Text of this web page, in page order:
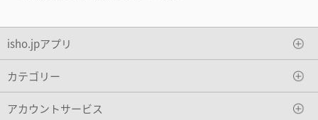
isho.jpアプリ
カテゴリー
アカウントサービス